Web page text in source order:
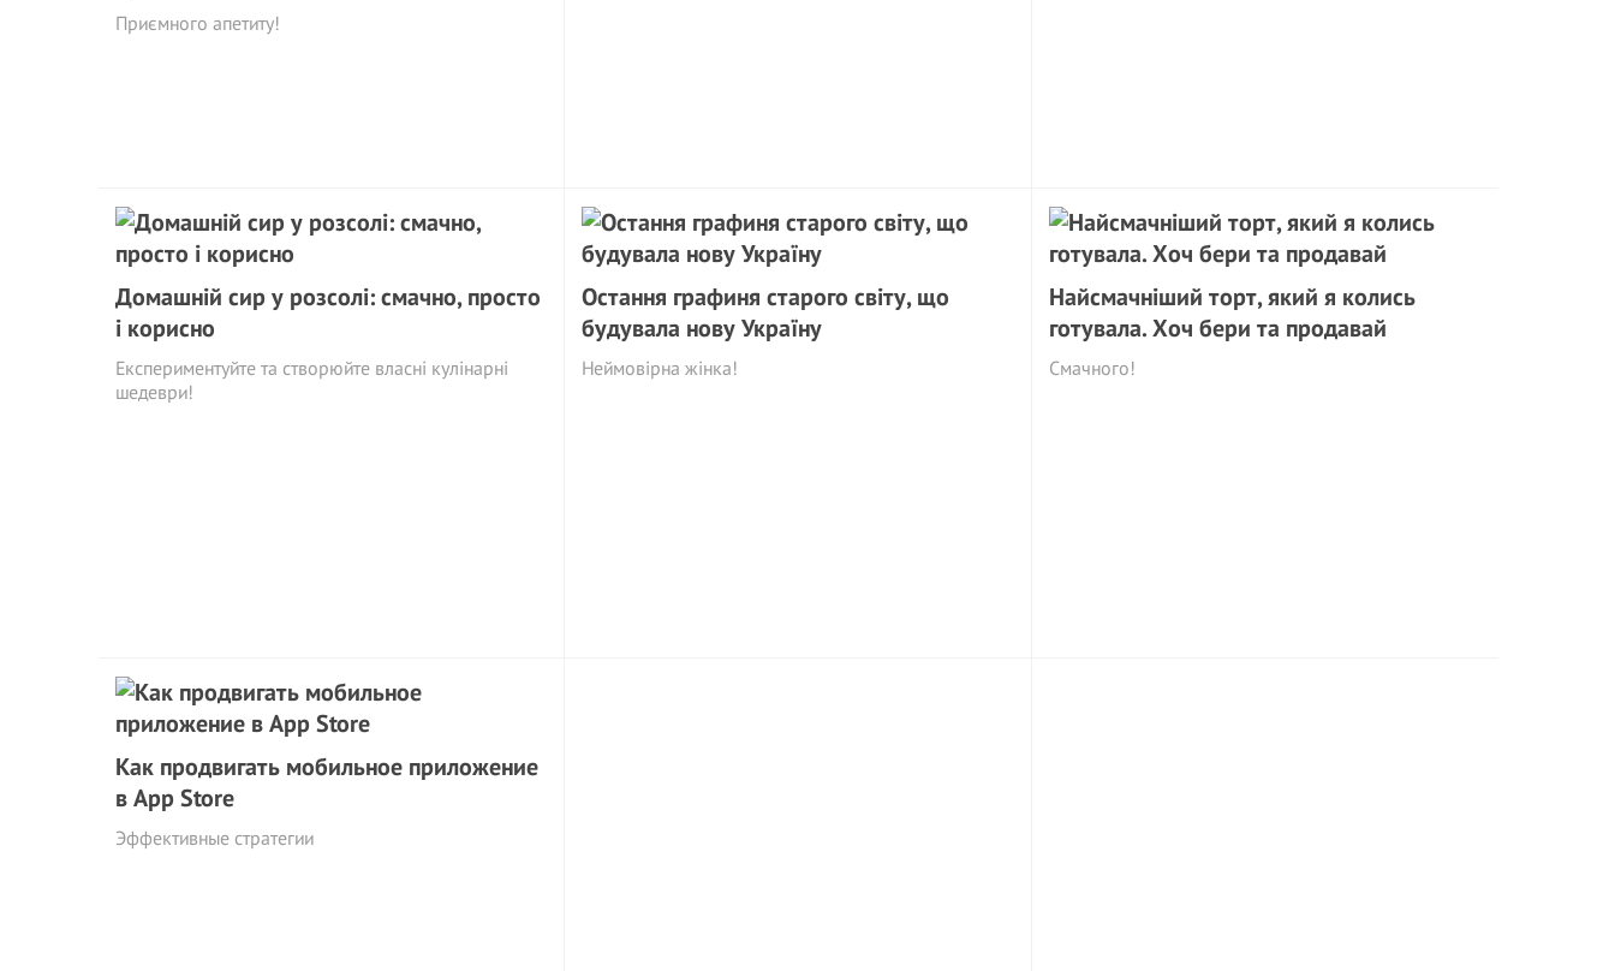
Приємного апетиту!
Домашній сир у розсолі: смачно, просто
і корисно
Експериментуйте та створюйте власні кулінарні
шедеври!
Остання графиня старого світу, що
будувала нову Україну
Неймовірна жінка!
Найсмачніший торт, який я колись
готувала. Хоч бери та продавай
Смачного!
Как продвигать мобильное приложение
в App Store
Эффективные стратегии